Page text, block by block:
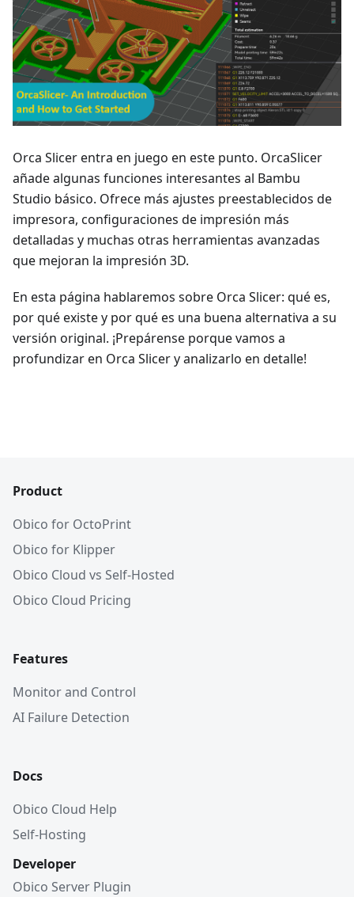
Orca Slicer entra en juego en este punto. OrcaSlicer
añade algunas funciones interesantes al Bambu
Studio básico. Ofrece más ajustes preestablecidos de
impresora, configuraciones de impresión más
detalladas y muchas otras herramientas avanzadas
que mejoran la impresión 3D.
En esta página hablaremos sobre Orca Slicer: qué es,
por qué existe y por qué es una buena alternativa a su
versión original. ¡Prepárense porque vamos a
profundizar en Orca Slicer y analizarlo en detalle!
Product
Obico for OctoPrint
Obico for Klipper
Obico Cloud vs Self-Hosted
Obico Cloud Pricing
Features
Monitor and Control
AI Failure Detection
Docs
Obico Cloud Help
Self-Hosting
Developer
Obico Server Plugin